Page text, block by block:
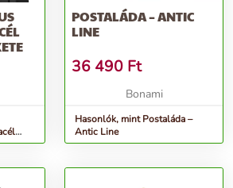
POSTALÁDA – ANTIC
LINE
36 490 Ft
Bonami
Hasonlók, mint Postaláda –
Antic Line